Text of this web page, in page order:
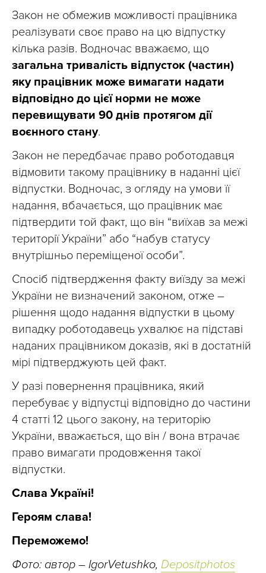
Закон не обмежив можливості працівника
реалізувати своє право на цю відпустку
кілька разів. Водночас вважаємо, що
загальна тривалість відпусток (частин)
яку працівник може вимагати надати
відповідно до цієї норми не може
перевищувати 90 днів протягом дії
воєнного стану.
Закон не передбачає право роботодавця
відмовити такому працівнику в наданні цієї
відпустки. Водночас, з огляду на умови її
надання, вбачається, що працівник має
підтвердити той факт, що він “виїхав за межі
території України” або “набув статусу
внутрішньо переміщеної особи”.
Спосіб підтвердження факту виїзду за межі
України не визначений законом, отже –
рішення щодо надання відпустки в цьому
випадку роботодавець ухвалює на підставі
наданих працівником доказів, які в достатній
мірі підтверджують цей факт.
У разі повернення працівника, який
перебуває у відпустці відповідно до частини
4 статті 12 цього закону, на територію
України, вважається, що він / вона втрачає
право вимагати продовження такої
відпустки.
Слава Україні!
Героям слава!
Переможемо!
Фото: автор – IgorVetushko, Depositphotos